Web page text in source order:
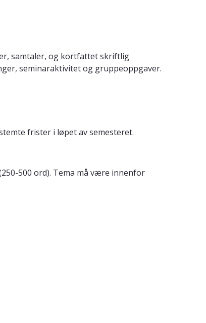
samtaler, og kortfattet skriftlig
seminaraktivitet og gruppeoppgaver.
frister i løpet av semesteret.
500 ord). Tema må være innenfor